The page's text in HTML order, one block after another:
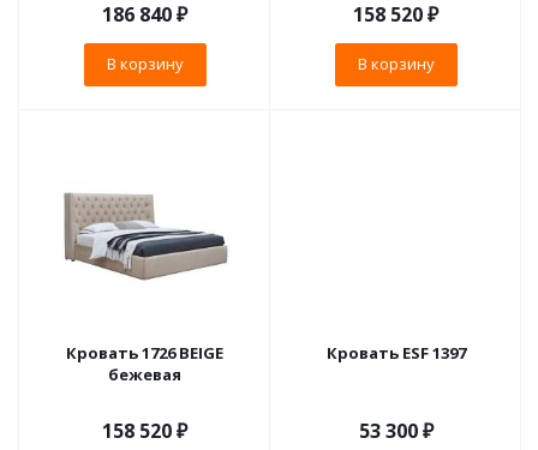
186 840₽
В корзину
158 520₽
В корзину
Кровать 1726 BEIGE
бежевая
158 520₽
Кровать ESF 1397
53 300₽